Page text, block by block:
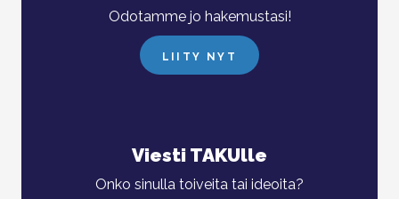
Odotamme jo hakemustasi!
LIITY NYT
Viesti TAKUlle
Onko sinulla toiveita tai ideoita?